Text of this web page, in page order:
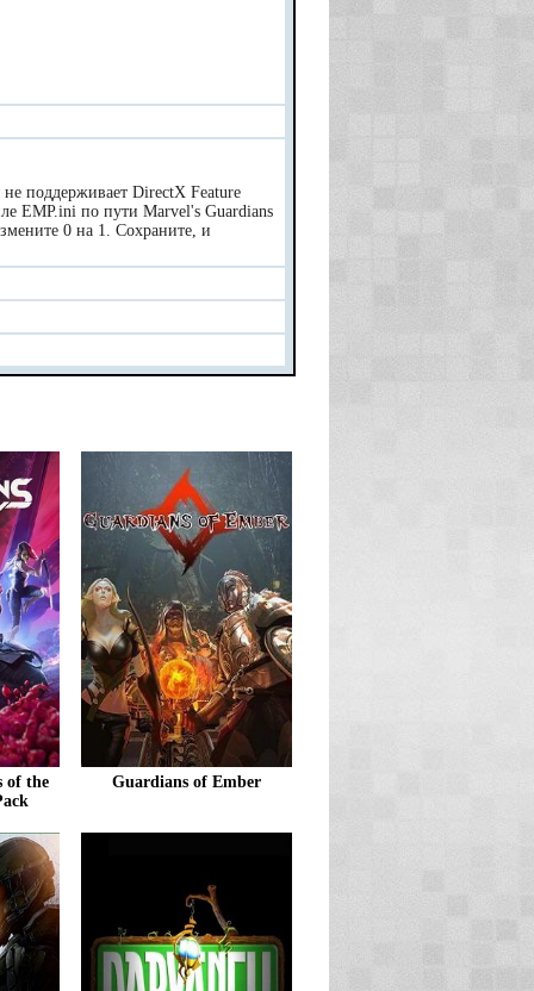
не поддерживает DirectX Feature
EMP.ini по пути Marvel's Guardians
0 на 1. Сохраните, и
of the
Guardians of Ember